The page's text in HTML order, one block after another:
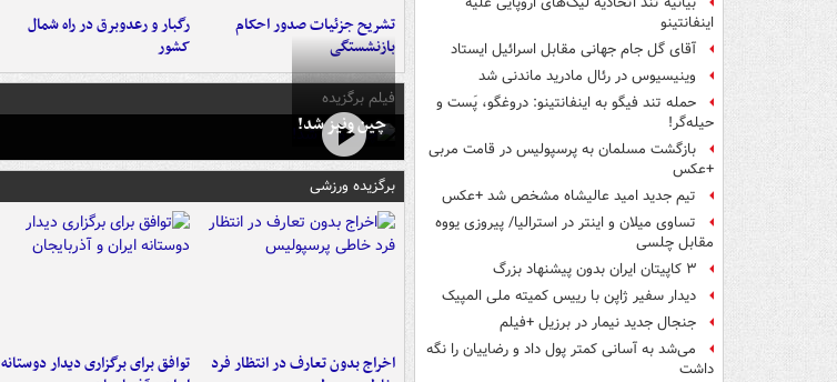
اینفانتینو
آقای گل جام جهانی مقابل اسرائیل ایستاد
وینیسیوس در رئال مادرید ماندنی شد
حمله تند فیگو به اینفانتینو: دروغگو، پَست‌ و
حیله‌گر!
بازگشت مسلمان به پرسپولیس در قامت مربی
+عکس
تیم جدید امید عالیشاه مشخص شد +عکس
تساوی میلان و اینتر در استرالیا/ پیروزی یووه
مقابل چلسی
۳ کاپیتان ایران بدون پیشنهاد بزرگ
دیدار سفیر ژاپن با رییس کمیته ملی المپیک
جنجال جدید نیمار در برزیل +فیلم
می‌شد به آسانی کمتر پول داد و رضاییان را نگه
داشت
تشریح جزئیات صدور احکام
بازنشستگی
رگبار و رعدوبرق در راه شمال
کشور
فیلم برگزیده
چین ونیز شد!
برگزیده ورزشی
اخراج بدون تعارف در انتظار فرد
توافق برای برگزاری دیدار دوستانه